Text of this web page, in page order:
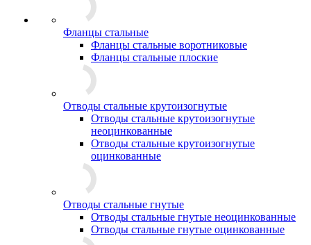
Фланцы стальные
Фланцы стальные воротниковые
Фланцы стальные плоские
Отводы стальные крутоизогнутые
Отводы стальные крутоизогнутые
неоцинкованные
Отводы стальные крутоизогнутые
оцинкованные
Отводы стальные гнутые
Отводы стальные гнутые неоцинкованные
Отводы стальные гнутые оцинкованные